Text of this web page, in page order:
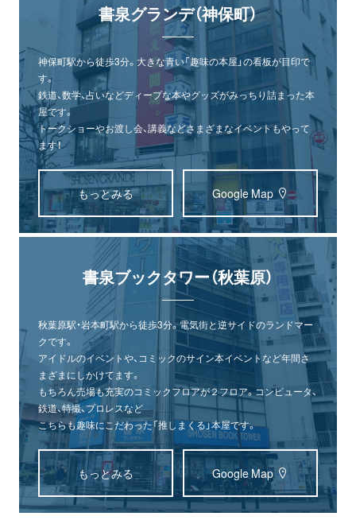
書泉グランデ（神保町）
神保町駅から徒歩3分。大きな青い「趣味の本屋」の看板が目印で
す。
鉄道、数学、占いなどディープな本やグッズがみっちり詰まった本
屋です。
トークショーやお渡し会、講義などさまざまなイベントもやって
ます！
もっとみる Google Map
書泉ブックタワー（秋葉原）
秋葉原駅・岩本町駅から徒歩3分。電気街と逆サイドのランドマー
クです。
アイドルのイベントや、コミックのサイン本イベントなど年間さ
まざまにしかけてます。
もちろん売場も充実のコミックフロアが２フロア。コンピュータ、
鉄道、特撮、プロレスなど
こちらも趣味にこだわった「推しまくる」本屋です。
もっとみる Google Map